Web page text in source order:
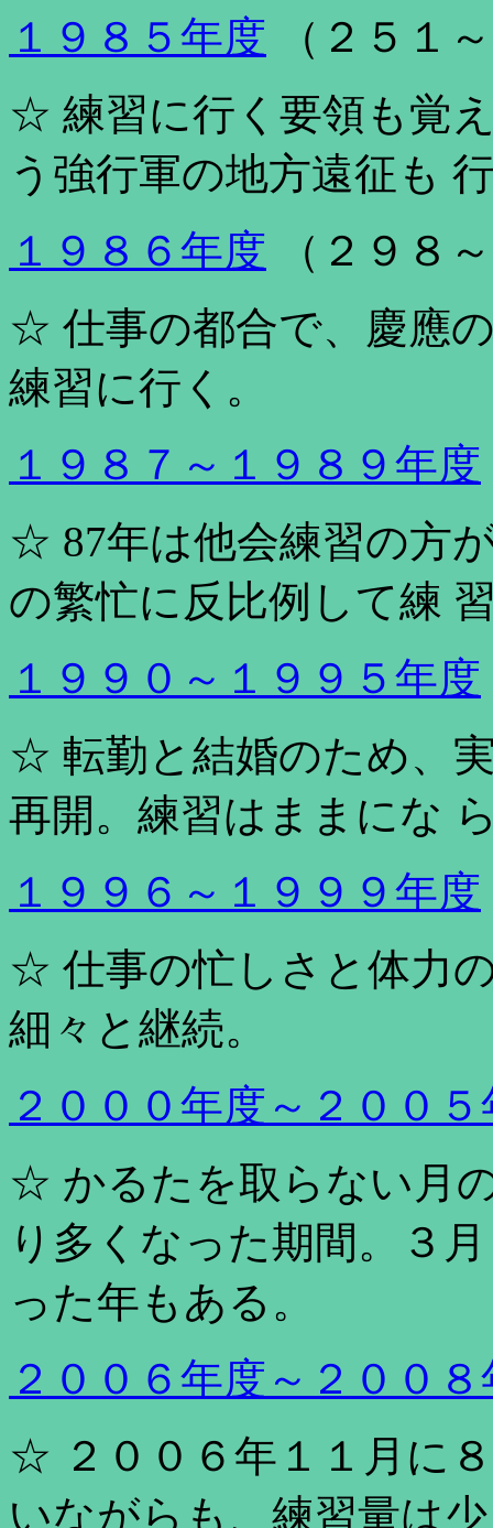
１９８５年度 （２５１
☆ 練習に行く要領も覚
う強行軍の地方遠征も
１９８６年度 （２９８
☆ 仕事の都合で、慶應
練習に行く。
１９８７～１９８９年度
☆ 87年は他会練習の方
の繁忙に反比例して練
１９９０～１９９５年度
☆ 転勤と結婚のため、
再開。練習はままにな
１９９６～１９９９年度
☆ 仕事の忙しさと体力
細々と継続。
２０００年度～２００
☆ かるたを取らない月
り多くなった期間。３
った年もある。
２００６年度～２００
☆ ２００６年１１月に
いながらも、練習量は